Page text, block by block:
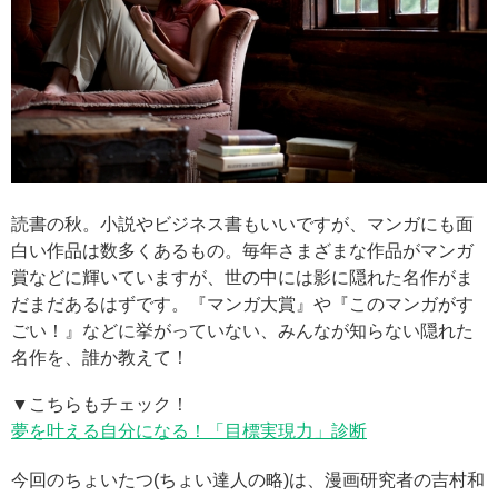
読書の秋。小説やビジネス書もいいですが、マンガにも面
白い作品は数多くあるもの。毎年さまざまな作品がマンガ
賞などに輝いていますが、世の中には影に隠れた名作がま
だまだあるはずです。『マンガ大賞』や『このマンガがす
ごい！』などに挙がっていない、みんなが知らない隠れた
名作を、誰か教えて！
▼こちらもチェック！
夢を叶える自分になる！「目標実現力」診断
今回のちょいたつ(ちょい達人の略)は、漫画研究者の吉村和